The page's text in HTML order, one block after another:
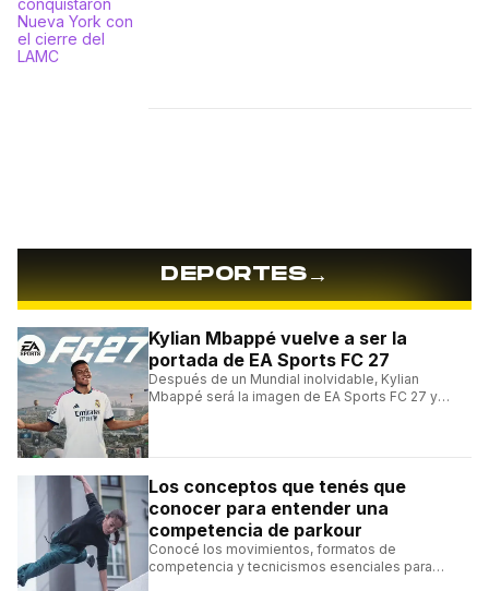
DEPORTES→
Kylian Mbappé vuelve a ser la
portada de EA Sports FC 27
Después de un Mundial inolvidable, Kylian
Mbappé será la imagen de EA Sports FC 27 y
Los conceptos que tenés que
conocer para entender una
competencia de parkour
Conocé los movimientos, formatos de
competencia y tecnicismos esenciales para